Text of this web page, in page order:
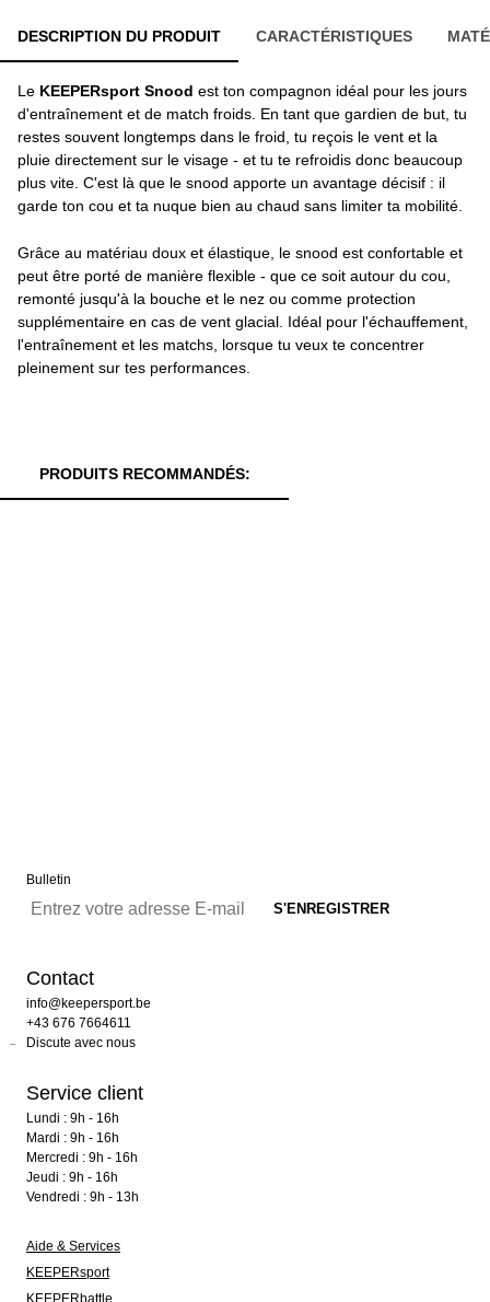
DESCRIPTION DU PRODUIT CARACTÉRISTIQUES
Le KEEPERsport Snood est ton compagnon idéal pour les jours
d'entraînement et de match froids. En tant que gardien de but, tu
restes souvent longtemps dans le froid, tu reçois le vent et la
pluie directement sur le visage - et tu te refroidis donc beaucoup
plus vite. C'est là que le snood apporte un avantage décisif : il
garde ton cou et ta nuque bien au chaud sans limiter ta mobilité.
Grâce au matériau doux et élastique, le snood est confortable et
peut être porté de manière flexible - que ce soit autour du cou,
remonté jusqu'à la bouche et le nez ou comme protection
supplémentaire en cas de vent glacial. Idéal pour l'échauffement,
l'entraînement et les matchs, lorsque tu veux te concentrer
pleinement sur tes performances.
PRODUITS RECOMMANDÉS:
Bulletin
Contact
info@keepersport.be
+43 676 7664611
Discute avec nous
Service client
Lundi : 9h - 16h
Mardi : 9h - 16h
Mercredi : 9h - 16h
Jeudi : 9h - 16h
Vendredi : 9h - 13h
Aide & Services
KEEPERsport
KEEPERbattle